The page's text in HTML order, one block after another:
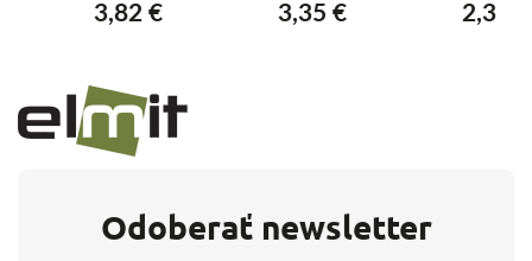
výkonné varné
3,82 €
Moeller
3,35 €
prívod pre
2,33 €
Odoberať newsletter